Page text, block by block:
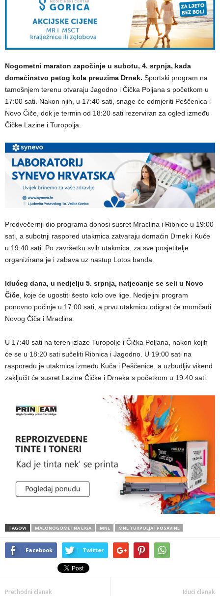
Nogometni maraton započinje u subotu, 4. srpnja, kada
domaćinstvo petog kola preuzima Drnek. Sportski program na
tamošnjem terenu otvaraju Jagodno i Čička Poljana s početkom u
17:00 sati. Nakon njih, u 17:40 sati, snage će odmjeriti Peščenica i
Novo Čiče, dok je termin od 18:20 sati rezerviran za ogled između
Čičke Lazine i Turopolja.
Predvečernji dio programa donosi susret Mraclina i Ribnice u 19:00
sati, a subotnji raspored utakmica zatvaraju domaćin Drnek i Kuče
u 19:40 sati. Po završetku svih utakmica, za sve posjetitelje
organizirana je i zabava uz nastup Lotos banda.
Idućeg dana, u nedjelju 5. srpnja, natjecanje se seli u Novo
Čiče, koje će ugostiti šesto kolo ove lige. Nedjeljni program
ponovno počinje u 17:00 sati, a prvu utakmicu odigrat će momčadi
Novog Čiča i Mraclina.
U 17:40 sati na teren izlaze Turopolje i Čička Poljana, nakon kojih
će se u 18:20 sati sučeliti Ribnica i Jagodno. U 19:00 sati na
rasporedu je utakmica između Kuča i Peščenice, a uzbudljiv vikend
zaključit će susret Lazine Čičke i Drneka s početkom u 19:40 sati.
TAGOVI MALONOGOMETNA LIGA MNL MNL TURPOLJA I POSAVINE
Facebook Twitter
Prethodni članak Idući članak